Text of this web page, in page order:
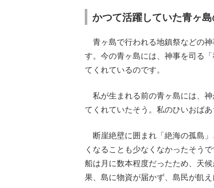
かつて活躍していた青ヶ島
青ヶ島で行われる地鎮祭などの神
す。今の青ヶ島には、神事を司る
てくれているのです。
私が生まれる前の青ヶ島には、神
てくれていたそう。私のひいおば
断崖絶壁に囲まれ「絶海の孤島
くなることも少なくなかったそう
船は月に数本程度だったため、天
果、島に物資が届かず、島民が飢